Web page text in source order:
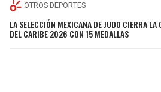
OTROS DEPORTES
LA SELECCIÓN MEXICANA DE JUDO CIERRA
DEL CARIBE 2026 CON 15 MEDALLAS